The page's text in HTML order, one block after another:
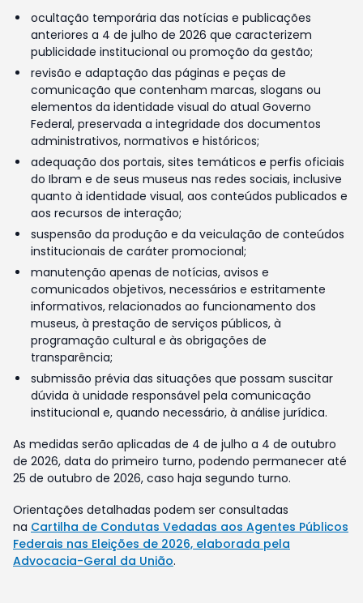
ocultação temporária das notícias e publicações
anteriores a 4 de julho de 2026 que caracterizem
publicidade institucional ou promoção da gestão;
revisão e adaptação das páginas e peças de
comunicação que contenham marcas, slogans ou
elementos da identidade visual do atual Governo
Federal, preservada a integridade dos documentos
administrativos, normativos e históricos;
adequação dos portais, sites temáticos e perfis oficiais
do Ibram e de seus museus nas redes sociais, inclusive
quanto à identidade visual, aos conteúdos publicados e
aos recursos de interação;
suspensão da produção e da veiculação de conteúdos
institucionais de caráter promocional;
manutenção apenas de notícias, avisos e
comunicados objetivos, necessários e estritamente
informativos, relacionados ao funcionamento dos
museus, à prestação de serviços públicos, à
programação cultural e às obrigações de
transparência;
submissão prévia das situações que possam suscitar
dúvida à unidade responsável pela comunicação
institucional e, quando necessário, à análise jurídica.
As medidas serão aplicadas de 4 de julho a 4 de outubro
de 2026, data do primeiro turno, podendo permanecer até
25 de outubro de 2026, caso haja segundo turno.
Orientações detalhadas podem ser consultadas
na Cartilha de Condutas Vedadas aos Agentes Públicos
Federais nas Eleições de 2026, elaborada pela
Advocacia-Geral da União.